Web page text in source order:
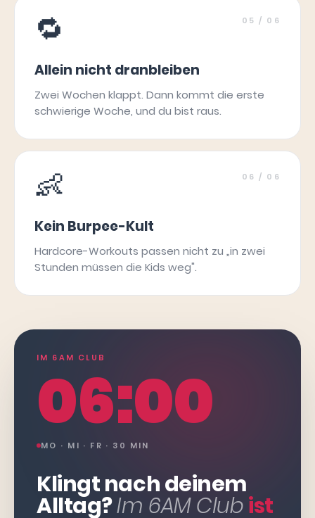
🔁 05 / 06
Allein nicht dranbleiben
Zwei Wochen klappt. Dann kommt die erste
schwierige Woche, und du bist raus.
👶 06 / 06
Kein Burpee-Kult
Hardcore-Workouts passen nicht zu „in zwei
Stunden müssen die Kids weg".
IM 6AM CLUB
06:00
MO · MI · FR · 30 MIN
Klingt nach deinem
Alltag?Im 6AM Clubist